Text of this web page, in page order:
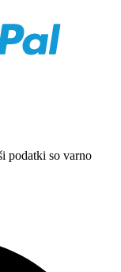
podatki so varno